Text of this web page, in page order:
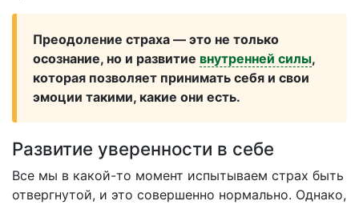
Преодоление страха — это не только
осознание, но и развитие внутренней силы,
которая позволяет принимать себя и свои
эмоции такими, какие они есть.
Развитие уверенности в себе
Все мы в какой-то момент испытываем страх быть
отвергнутой, и это совершенно нормально. Однако,